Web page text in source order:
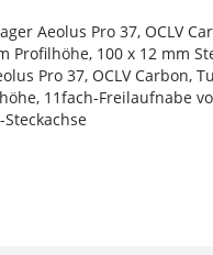
Aeolus Pro 37, OCLV
Profilhöhe, 100 x 12 mm
Pro 37, OCLV Carbon,
11fach-Freilaufnabe